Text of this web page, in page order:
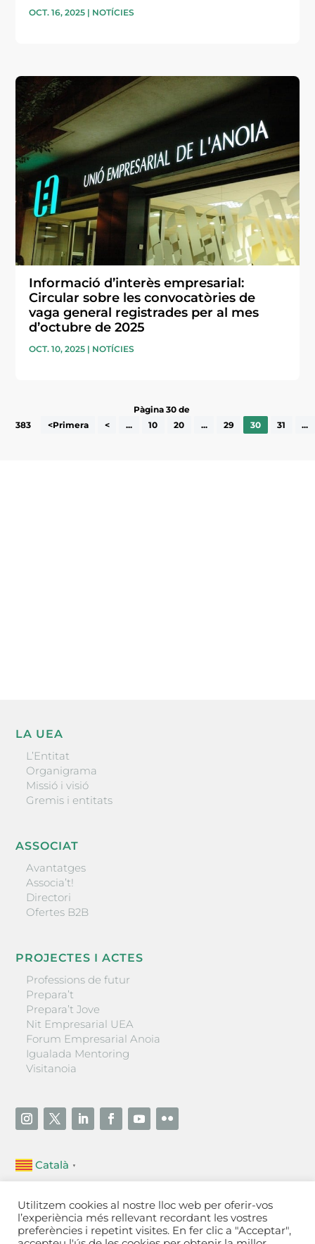
OCT. 16, 2025 | NOTÍCIES
Informació d’interès empresarial:
Circular sobre les convocatòries de
vaga general registrades per al mes
d’octubre de 2025
OCT. 10, 2025 | NOTÍCIES
Pàgina 30 de
383
<Primera < ... 10 20 ... 29 30 31 ...
LA UEA
L’Entitat
Organigrama
Missió i visió
Gremis i entitats
ASSOCIAT
Avantatges
Associa’t!
Directori
Ofertes B2B
PROJECTES I ACTES
Professions de futur
Prepara’t
Prepara’t Jove
Nit Empresarial UEA
Forum Empresarial Anoia
Igualada Mentoring
Visitanoia
Català ▼
Unió Empresarial de l’Anoia (UEA)
Ctra. de Manresa, 131, 08700 – Igualada(Barcelona)
Tel 93 805 22 92
Utilitzem cookies al nostre lloc web per oferir-vos
l’experiència més rellevant recordant les vostres
preferències i repetint visites. En fer clic a "Acceptar",